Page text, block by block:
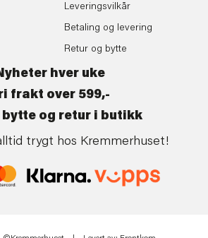
Leveringsvilkår
Betaling og levering
Retur og bytte
hver uke
frakt over 599,-
og retur i butikk
trygt hos Kremmerhuset!